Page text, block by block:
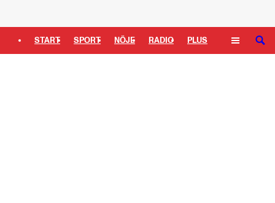
START SPORT NÖJE RADIO PLUS SÖK